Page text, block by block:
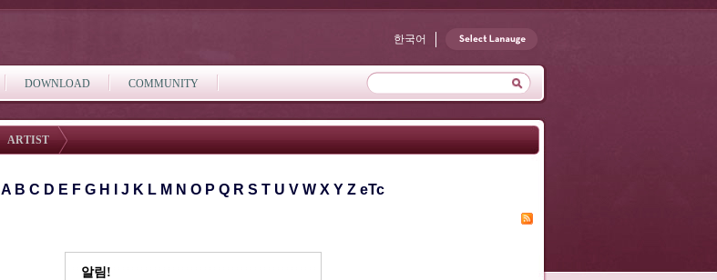
한국어
DOWNLOAD COMMUNITY
ARTIST
A B C D E F G H J K L M N O P Q R S T U V W X Y Z eTc
알림!